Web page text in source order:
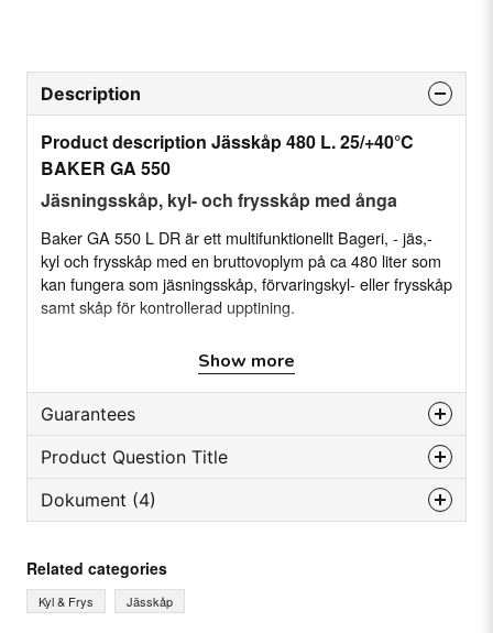
Description
Product description Jässkåp 480 L. 25/+40°C
BAKER GA 550
Jäsningsskåp, kyl- och frysskåp med ånga
Baker GA 550 L DR är ett multifunktionellt Bageri, - jäs,-
kyl och frysskåp med en bruttovoplym på ca 480 liter som
kan fungera som jäsningsskåp, förvaringskyl- eller frysskåp
samt skåp för kontrollerad upptining.
Multifunktionellt skåp
förvaringskyl- eller frysskåp samt skåp för
kontrollerad upptining
Luftcirkulationssystem
Fläkten stannar automatiskt vid dörröppning
Endast 61 cm bred
Rostfritt stål (AISI 304) in- och utvändigt
Show more
Guarantees
Reservdelsgaranti
Månader
Leverantid
Beställningsvara
Product Question Title
question
Ask us something about this product...
name
Dokument (4)
GA.pdf
4.80 MB
Related categories
Kyl & Frys Jässkåp